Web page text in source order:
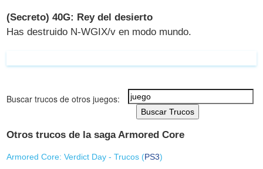
(Secreto) 40G: Rey del desierto
Has destruido N-WGIX/v en modo mundo.
Buscar trucos de otros juegos:
Buscar Trucos
Otros trucos de la saga Armored Core
Armored Core: Verdict Day - Trucos (PS3)